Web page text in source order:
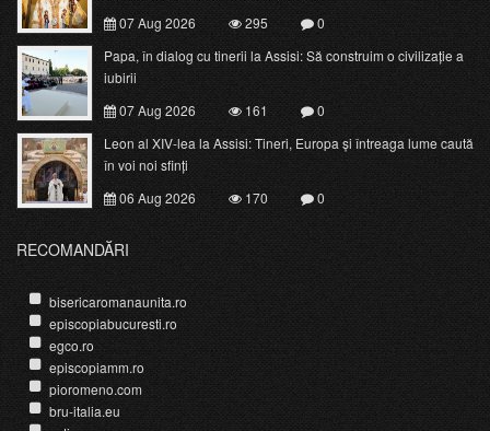
07 Aug 2026
295
0
Papa, în dialog cu tinerii la Assisi: Să construim o civilizație a
iubirii
07 Aug 2026
161
0
Leon al XIV-lea la Assisi: Tineri, Europa și întreaga lume caută
în voi noi sfinți
06 Aug 2026
170 0
RECOMANDĂRI
bisericaromanaunita.ro
episcopiabucuresti.ro
egco.ro
episcopiamm.ro
pioromeno.com
bru-italia.eu